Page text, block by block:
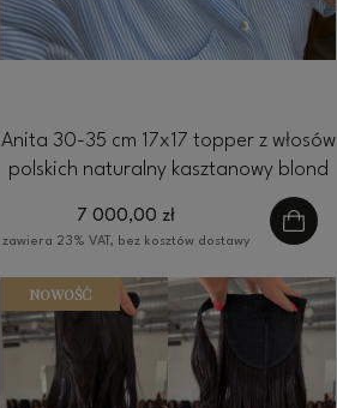
Anita 30-35 cm 17x17 topper z włosów
polskich naturalny kasztanowy blond
7 000,00 zł
zawiera 23% VAT, bez kosztów dostawy
NOWOŚĆ